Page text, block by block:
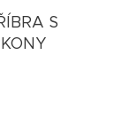
S